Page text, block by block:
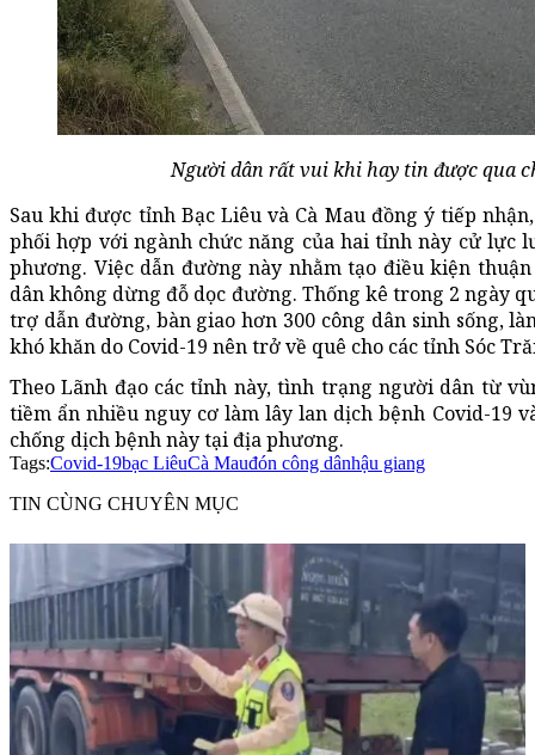
Người dân rất vui khi hay tin được qua
Sau khi được tỉnh Bạc Liêu và Cà Mau đồng ý tiếp
phối hợp với ngành chức năng của hai tỉnh này cử lực
phương. Việc dẫn đường này nhằm tạo điều kiện
dân không dừng đỗ dọc đường. Thống kê trong 2 ngày
trợ dẫn đường, bàn giao hơn 300 công dân sinh sống,
khó khăn do Covid-19 nên trở về quê cho các tỉnh Sóc
Theo Lãnh đạo các tỉnh này, tình trạng người dân từ
tiềm ẩn nhiều nguy cơ làm lây lan dịch bệnh Covid-19
chống dịch bệnh này tại địa phương.
Tags:Covid-19bạc LiêuCà Mauđón công dânhậu giang
TIN CÙNG CHUYÊN MỤC